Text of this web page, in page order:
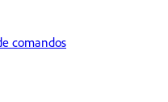
comandos